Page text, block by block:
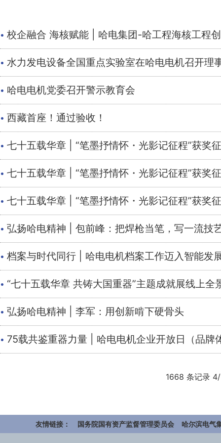
· 校企融合 海核赋能 | 哈电集团-哈工程海核工程
· 水力发电设备全国重点实验室在哈电电机召开理
· 哈电电机党委召开警示教育会
· 西藏首座！通过验收！
· 七十五载华章 | “笔墨抒情怀・光影记征程”获
· 七十五载华章 | “笔墨抒情怀・光影记征程”获
· 七十五载华章 | “笔墨抒情怀・光影记征程”获
· 弘扬哈电精神 | 包前峰：把焊枪当笔，写一流技
· 档案与时代同行 | 哈电电机档案工作迈入智能发
· “七十五载华章 共铸大国重器”主题成就展线上全
· 弘扬哈电精神 | 李军：用创新啃下硬骨头
· 75载共鉴重器力量 | 哈电电机企业开放日（品牌
1668 条记录
友情链接： 国务院国有资产监督管理委员会 哈尔滨电气